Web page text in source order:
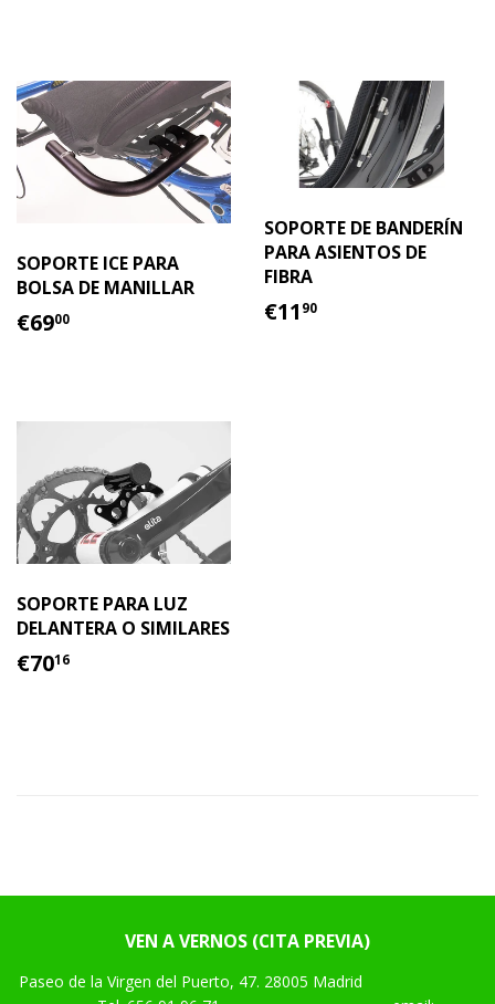
SOPORTE ICE PARA
BOLSA DE MANILLAR
PRECIO
€6900
SOPORTE DE BANDERÍN
PARA ASIENTOS DE
FIBRA
PRECIO
€11 90
SOPORTE PARA LUZ
DELANTERA O SIMILARES
PRECIO
€7016
VEN A VERNOS (CITA PREVIA)
Paseo de la Virgen del Puerto, 47. 28005 Madrid